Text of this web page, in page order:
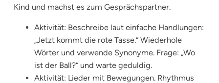
Kind und machst es zum Gesprächspartner.
Aktivität: Beschreibe laut einfache Handlungen:
„Jetzt kommt die rote Tasse.“ Wiederhole
Wörter und verwende Synonyme. Frage: „Wo
ist der Ball?“ und warte geduldig.
Aktivität: Lieder mit Bewegungen. Rhythmus